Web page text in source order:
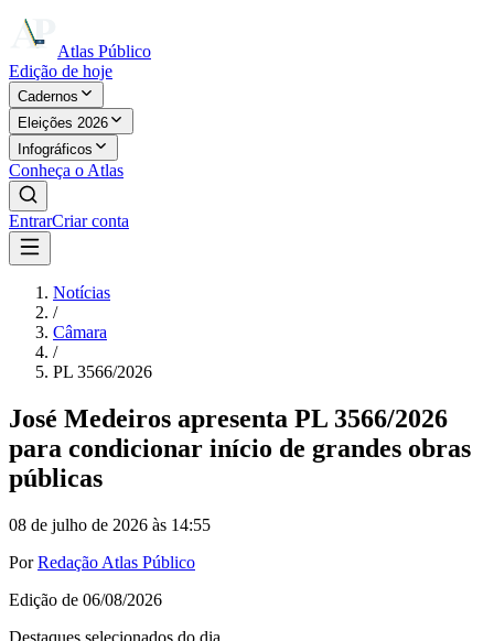
Atlas Público
Edição de hoje
Cadernos
Eleições 2026
Infográficos
Conheça o Atlas
EntrarCriar conta
Notícias
/
Câmara
/
PL 3566/2026
José Medeiros apresenta PL 3566/2026
para condicionar início de grandes obras
públicas
08 de julho de 2026 às 14:55
Por Redação Atlas Público
Edição de 06/08/2026
Destaques selecionados do dia